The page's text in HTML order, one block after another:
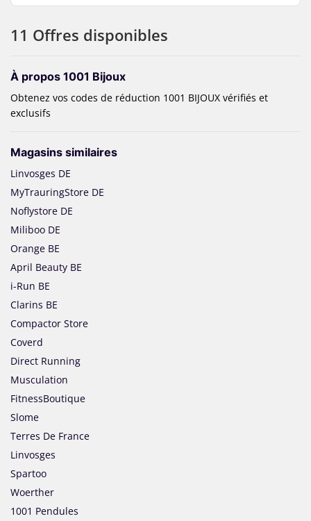
11 Offres disponibles
À propos 1001 Bijoux
Obtenez vos codes de réduction 1001 BIJOUX vérifiés et
exclusifs
Magasins similaires
Linvosges DE
MyTrauringStore DE
Noflystore DE
Miliboo DE
Orange BE
April Beauty BE
i-Run BE
Clarins BE
Compactor Store
Coverd
Direct Running
Musculation
FitnessBoutique
Slome
Terres De France
Linvosges
Spartoo
Woerther
1001 Pendules